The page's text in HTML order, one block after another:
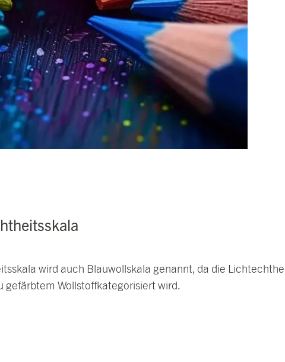
wird auch Blauwollskala genannt, da die
gefärbtem Wollstoffkategorisiert wird.